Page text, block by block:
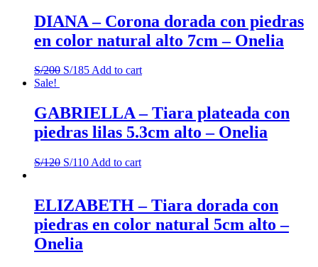
DIANA – Corona dorada con piedras
en color natural alto 7cm – Onelia
S/200 S/185Add to cart
Sale!
GABRIELLA – Tiara plateada con
piedras lilas 5.3cm alto – Onelia
S/120 S/110 Add to cart
ELIZABETH – Tiara dorada con
piedras en color natural 5cm alto –
Onelia